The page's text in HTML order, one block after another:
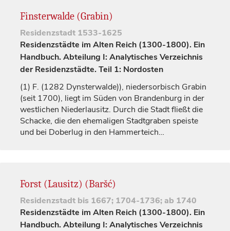
Finsterwalde (Grabin)
Residenzstadt 1533-1625
Residenzstädte im Alten Reich (1300-1800). Ein
Handbuch. Abteilung I: Analytisches Verzeichnis
der Residenzstädte. Teil 1: Nordosten
(1) F. (1282 Dynsterwalde)), niedersorbisch Grabin
(seit 1700), liegt im Süden von Brandenburg in der
westlichen Niederlausitz. Durch die Stadt fließt die
Schacke, die den ehemaligen Stadtgraben speiste
und bei Doberlug in den Hammerteich…
Forst (Lausitz) (Baršć)
Residenzstadt bis 1667; 1704-1736; ab 1740
Residenzstädte im Alten Reich (1300-1800). Ein
Handbuch. Abteilung I: Analytisches Verzeichnis